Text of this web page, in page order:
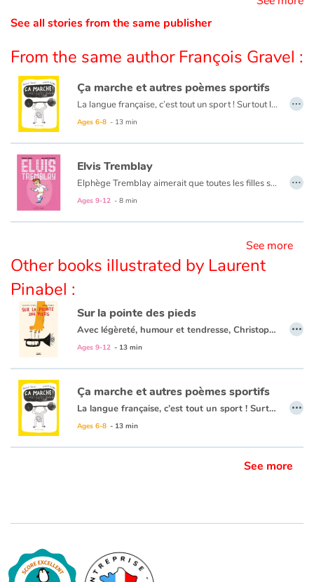
Blog
Learn french with Storyplay'r
French book lists for children
Reading for children
Activities and workshops
Dyslexia and reading disorders
See all stories from the same publisher
From the same author François Gravel :
Ça marche et autres poèmes sportifs
La langue française, c’est tout un sport ! Surtout lorsqu’elle s’intéresse aux activités physiques de toutes sortes : boxe, hockey, tennis, course à pied... Voici 25 nouveaux poèmes pour maintenir vos méninges en grande forme !
Le duo François Gravel et Laurent Pinabel offre aux lecteurs son troisième recueil de poésie humoristique. Cette fois-ci, le duo explore le thème des sports, de l’athlète au sportif de salon. Ce recueil fait preuve du même esprit décalé que
Ages 6-8 - 13 min
…
Elvis Tremblay
Elphège Tremblay aimerait que toutes les filles soient folles de lui, mais elles préfèrent de loin Elvis Presley !
Mais jusqu’où ira-t-il pour trouver l’amour?
Ages 9-12 - 8 min
…
See more
Other books illustrated by Laurent
Pinabel :
Sur la pointe des pieds
Avec légèreté, humour et tendresse, Christophe Jubien présente des textes particulièrement attachants. Sur la pointe des pieds il éclaire des moments de nos vies, parfois délicats, parfois tout simples et pourtant si heureux. Il y parvient sans effets spectaculaires ou grandiloquents. Bien au contraire, en portant une attention rare et douce à la feuille réchauffée dans la paume, à deux moineaux perchés sur un caddy, à la petite grenouille verte et au gros escargot applaudi par l’enfant.
Ages 9-12 - 13 min
…
Ça marche et autres poèmes sportifs
La langue française, c’est tout un sport ! Surtout lorsqu’elle s’intéresse aux activités physiques de toutes sortes : boxe, hockey, tennis, course à pied... Voici 25 nouveaux poèmes pour maintenir vos méninges en grande forme !
Le duo François Gravel et Laurent Pinabel offre aux lecteurs son troisième recueil de poésie humoristique. Cette fois-ci, le duo explore le thème des sports, de l’athlète au sportif de salon. Ce recueil fait preuve du même esprit décalé que
Ages 6-8 - 13 min
…
See more